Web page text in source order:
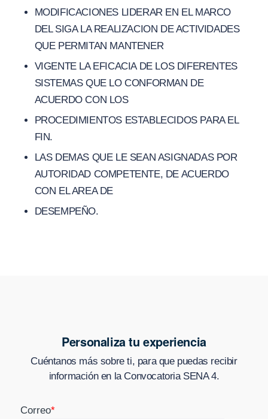
MODIFICACIONES LIDERAR EN EL MARCO
DEL SIGA LA REALIZACION DE ACTIVIDADES
QUE PERMITAN MANTENER
VIGENTE LA EFICACIA DE LOS DIFERENTES
SISTEMAS QUE LO CONFORMAN DE
ACUERDO CON LOS
PROCEDIMIENTOS ESTABLECIDOS PARA EL
FIN.
LAS DEMAS QUE LE SEAN ASIGNADAS POR
AUTORIDAD COMPETENTE, DE ACUERDO
CON EL AREA DE
DESEMPEÑO.
Personaliza tu experiencia
Cuéntanos más sobre ti, para que puedas recibir
información en la Convocatoria SENA 4.